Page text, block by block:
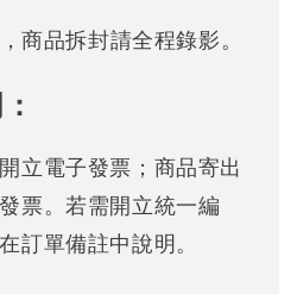
商品拆封請全程錄影。
立電子發票；商品寄出
票。若需開立統一編
訂單備註中說明。